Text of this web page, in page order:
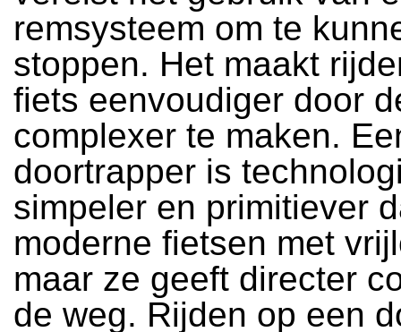
remsysteem om te
stoppen. Het maakt
fiets eenvoudiger door
complexer te maken.
doortrapper is
simpeler en primitiever
moderne fietsen met
maar ze geeft directer
de weg. Rijden op een